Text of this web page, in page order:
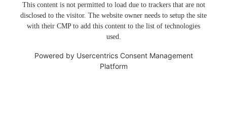
This content is not permitted to load due to trackers that are not
disclosed to the visitor. The website owner needs to setup the site
with their CMP to add this content to the list of technologies
used.
Powered by Usercentrics Consent Management
Platform